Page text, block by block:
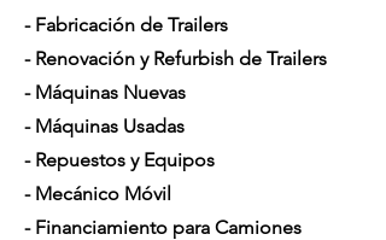
- Fabricación de Trailers
- Renovación y Refurbish de Trailers
- Máquinas Nuevas
- Máquinas Usadas
- Repuestos y Equipos
- Mecánico Móvil
- Financiamiento para Camiones